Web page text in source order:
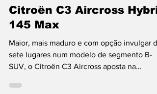
Citroën
Citroën C3 Aircross
145 Max
sete lugares num modelo de segmento B-